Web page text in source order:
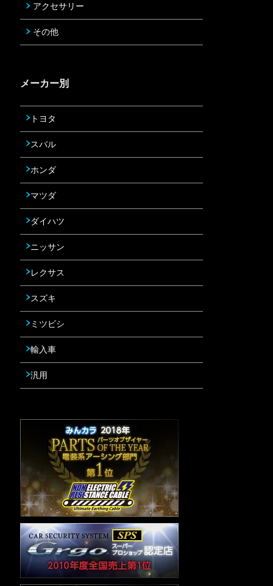
アクセサリー
その他
メーカー別
トヨタ
スバル
ホンダ
マツダ
ダイハツ
ニッサン
レクサス
スズキ
ミツビシ
輸入車
汎用